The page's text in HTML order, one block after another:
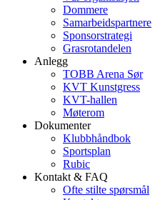
Dommere
Samarbeidspartnere
Sponsorstrategi
Grasrotandelen
Anlegg
TOBB Arena Sør
KVT Kunstgress
KVT-hallen
Møterom
Dokumenter
Klubbhåndbok
Sportsplan
Rubic
Kontakt & FAQ
Ofte stilte spørsmål